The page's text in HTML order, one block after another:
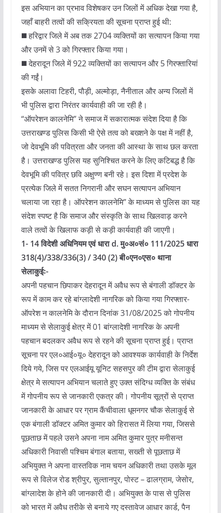
इस अभियान का प्रभाव विशेषकर उन जिलों में अधिक देखा गया है,
जहाँ बाहरी तत्वों की सक्रियता की सूचना प्राप्त हुई थी:
◼️ हरिद्वार जिले में अब तक 2704 व्यक्तियों का सत्यापन किया गया
और उनमें से 3 को गिरफ्तार किया गया।
◼️ देहरादून जिले में 922 व्यक्तियों का सत्यापन और 5 गिरफ्तारियां
की गईं।
इसके अलावा टिहरी, पौड़ी, अल्मोड़ा, नैनीताल और अन्य जिलों में
भी पुलिस द्वारा निरंतर कार्यवाही की जा रही है।
“ऑपरेशन कालनेमि” ने समाज में सकारात्मक संदेश दिया है कि
उत्तराखण्ड पुलिस किसी भी ऐसे तत्व को बख्शने के पक्ष में नहीं है,
जो देवभूमि की पवित्रता और जनता की आस्था के साथ छल करता
है। उत्तराखण्ड पुलिस यह सुनिश्चित करने के लिए कटिबद्ध है कि
देवभूमि की पवित्र छवि अक्षुण्ण बनी रहे। इस दिशा में प्रदेश के
प्रत्येक जिले में सतत निगरानी और सघन सत्यापन अभियान
चलाया जा रहा है। ऑपरेशन कालनेमि” के माध्यम से पुलिस का यह
संदेश स्पष्ट है कि समाज और संस्कृति के साथ खिलवाड़ करने
वाले तत्वों के खिलाफ कड़ी से कड़ी कार्यवाही की जाएगी।
1- 14 विदेशी अधिनियम एवं धारा d. मु०अ०सं० 111/2025 धारा
318(4)/338/336(3) / 340 (2) बी०एन०एस० थाना
सेलाकुईः-
अपनी पहचान छिपाकर देहरादून में अवैध रूप से बंगाली डॉक्टर के
रूप में काम कर रहे बांग्लादेशी नागरिक को किया गया गिरफ्तार-
ऑपरेश न कालनेमि के दौरान दिनांक 31/08/2025 को गोपनीय
माध्यम से सेलाकुई क्षेत्र में 01 बांग्लादेशी नागरिक के अपनी
पहचान बदलकर अवैध रूप से रहने की सूचना प्राप्त हुई। प्राप्त
सूचना पर एल०आई०यू० देहरादून को आवश्यक कार्यवाही के निर्देश
दिये गये, जिस पर एलआईयू यूनिट सहसपुर की टीम द्वारा सेलाकुई
क्षेत्र मे सत्यापन अभियान चलाते हुए उक्त संदिग्ध व्यक्ति के संबंध
में गोपनीय रूप से जानकारी एकत्र की। गोपनीय सूत्रों से प्राप्त
जानकारी के आधार पर ग्राम कैंचीवाला धूमनगर चौक सेलाकुई से
एक बंगाली डॉक्टर अमित कुमार को हिरासत में लिया गया, जिससे
पूछताछ में पहले उसने अपना नाम अमित कुमार पुत्र मनीसन्त
अधिकारी निवासी पश्चिम बंगाल बताया, सख्ती से पूछताछ में
अभियुक्त ने अपना वास्तविक नाम चयन अधिकारी तथा उसके मूल
रूप से विलेज रोड श्रीपुर, सुल्तानपुर, पोस्ट – ढालग्राम, जेसोर,
बांग्लादेश के होने की जानकारी दी। अभियुक्त के पास से पुलिस
को भारत में अवैध तरीके से बनाये गए दस्तावेज आधार कार्ड, पैन